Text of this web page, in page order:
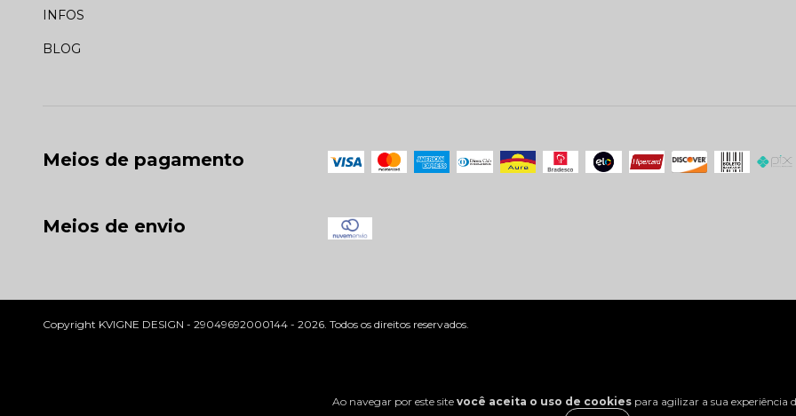
Ao navegar por este site você aceita o uso de cookiespara agilizar a sua experiência
INFOS
BLOG
Meios de pagamento
Meios de envio
Copyright KVIGNE DESIGN - 29049692000144 - 2026. Todos os direitos reservados.